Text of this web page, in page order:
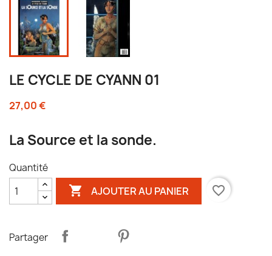
LE CYCLE DE CYANN 01
27,00 €
La Source et la sonde.
Quantité
 AJOUTER AU PANIER favorite_border
Partager